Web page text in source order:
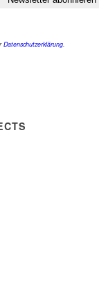
Datenschutzerklärung.